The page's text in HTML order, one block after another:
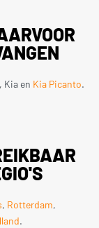
, Kia en Kia Picanto.
, Rotterdam,
.